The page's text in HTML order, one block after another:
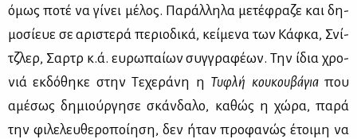
όμως πο­τέ να γί­νει μέ­λος. Πα­ράλ­λη­λα με­τέ­φρα­ζε και δη­
μο­σί­ευε σε αρι­στε­ρά πε­ριο­δι­κά, κεί­με­να των Κάφ­κα, Σνί­
τζ­λερ, Σαρτρ κ.ά. ευ­ρω­παί­ων συγ­γρα­φέ­ων. Την ίδια χρο­
νιά εκ­δό­θη­κε στην Τε­χε­ρά­νη η Τυ­φλή κου­κου­βά­γιαπου
αμέ­σως δη­μιούρ­γη­σε σκάν­δα­λο, κα­θώς η χώ­ρα, πα­ρά
την φι­λε­λευ­θε­ρο­ποί­η­ση, δεν ήταν προ­φα­νώς έτοι­μη να